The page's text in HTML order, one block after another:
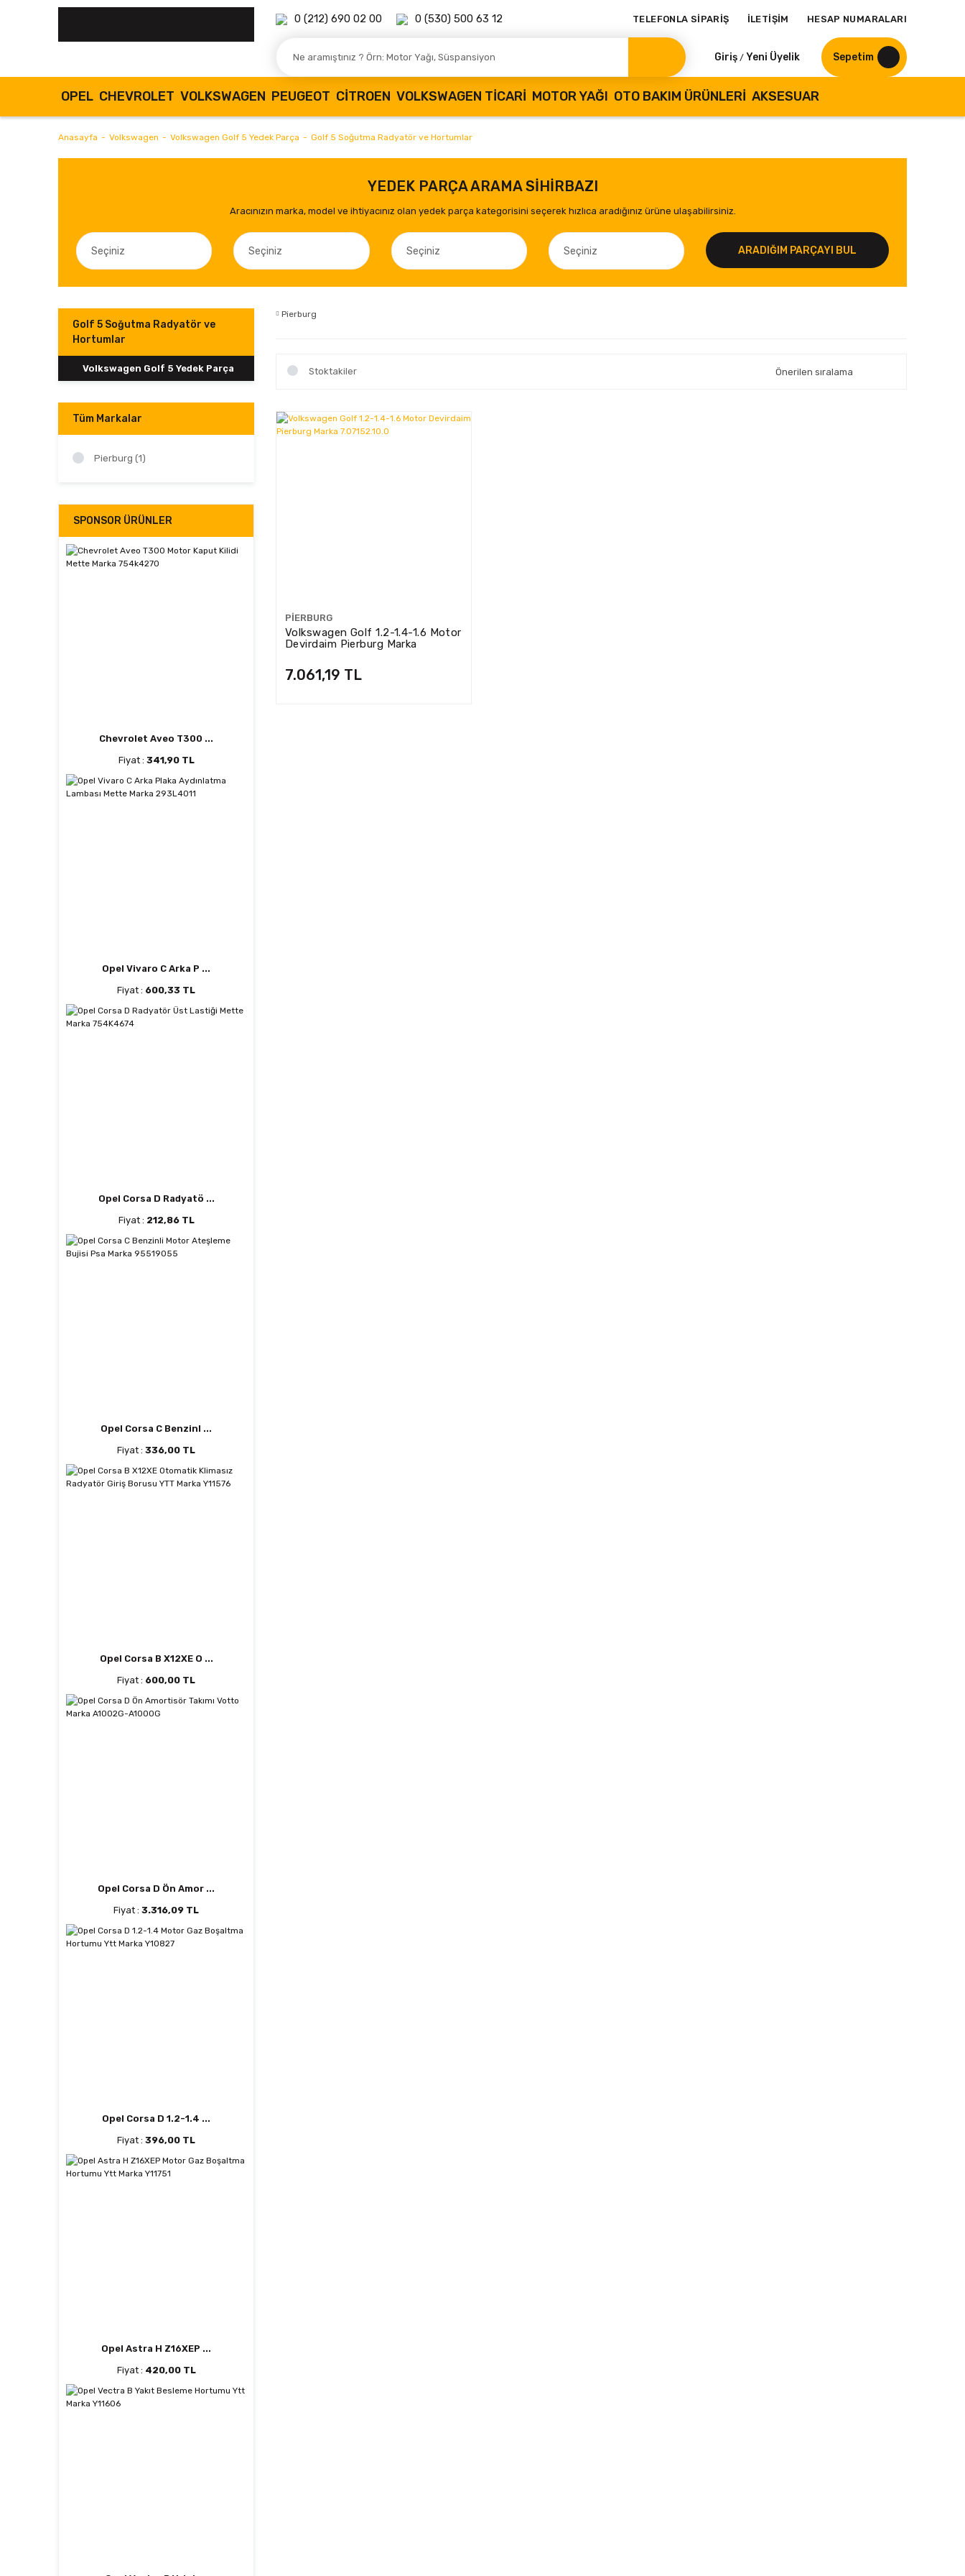
0 (212) 690 02 00 0 (530) 500 63 12 TELEFONLA SİPARİŞ İLETİŞİM HESAP NUMARALARI
Giriş / Yeni Üyelik Sepetim
OPEL CHEVROLET VOLKSWAGEN PEUGEOT CITROEN VOLKSWAGEN TICARI MOTOR YAĞI OTO BAKIM ÜRÜNLERI AKSESUAR
Anasayfa Volkswagen Volkswagen Golf 5 Yedek Parça Golf 5 Soğutma Radyatör ve Hortumlar
YEDEK PARÇA ARAMA SİHİRBAZI
Aracınızın marka, model ve ihtiyacınız olan yedek parça kategorisini seçerek hızlıca aradığınız ürüne ulaşabilirsiniz.
ARADIĞIM PARÇAYI BUL
Golf 5 Soğutma Radyatör ve
Hortumlar
Volkswagen Golf 5 Yedek Parça
Tüm Markalar
Pierburg (1)
SPONSOR ÜRÜNLER
Chevrolet Aveo T300 ...
Fiyat : 341,90 TL
Opel Vivaro C Arka P ...
Fiyat : 600,33 TL
Opel Corsa D Radyatö ...
Fiyat : 212,86 TL
Opel Corsa C Benzinl ...
Fiyat : 336,00 TL
Opel Corsa B X12XE O ...
Fiyat : 600,00 TL
Opel Corsa D Ön Amor ...
Fiyat : 3.316,09 TL
Opel Corsa D 1.2-1.4 ...
Fiyat : 396,00 TL
Opel Astra H Z16XEP ...
Fiyat : 420,00 TL
Pierburg
Stoktakiler
PIERBURG
Volkswagen Golf 1.2-1.4-1.6 Motor
Devirdaim Pierburg Marka
7.061,19 TL